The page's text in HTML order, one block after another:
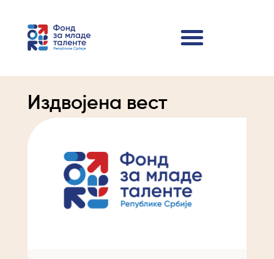
Издвојена вест